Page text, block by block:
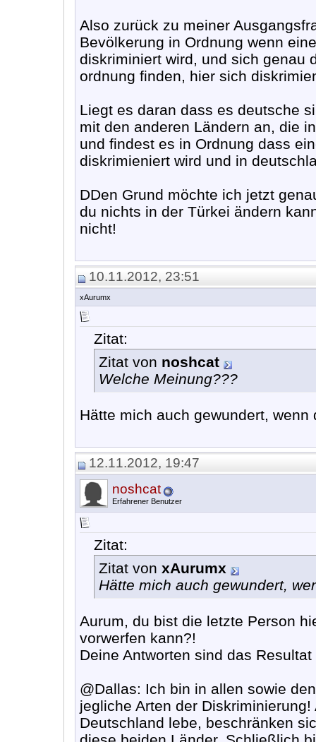
Also zurück zu meiner
Bevölkerung in Ordnung wenn
diskriminiert wird, und sich genau
ordnung finden, hier sich
Liegt es daran dass es deutsche
mit den anderen Ländern an, die
und findest es in Ordnung dass
diskrimieniert wird und in
DDen Grund möchte ich jetzt
du nichts in der Türkei ändern
nicht!
10.11.2012, 23:51
xAurumx
Zitat:
Zitat von noshcat
Welche Meinung???
Hätte mich auch gewundert,
12.11.2012, 19:47
noshcat
Erfahrener Benutzer
Zitat:
Zitat von xAurumx
Hätte mich auch gewundert,
Aurum, du bist die letzte Person
vorwerfen kann?!
Deine Antworten sind das
@Dallas: Ich bin in allen sowie
jegliche Arten der
Deutschland lebe, beschränken